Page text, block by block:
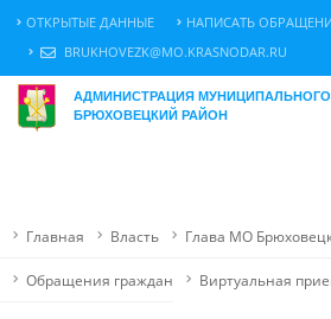
ОТКРЫТЫЕ ДАННЫЕ НАПИСАТЬ
BRUKHOVEZK@MO.KRASNODAR.RU
АДМИНИСТРАЦИЯ
БРЮХОВЕЦКИЙ РАЙОН
Главная Власть Глава МО
Обращения граждан Виртуальная